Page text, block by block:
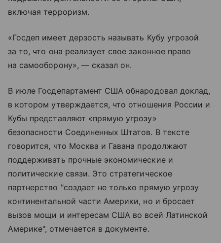
включая терроризм.
«Госдеп имеет дерзость называть Кубу угрозой
за то, что она реализует свое законное право
на самооборону», — сказал он.
В июле Госдепартамент США обнародовал доклад,
в котором утверждается, что отношения России и
Кубы представляют «прямую угрозу»
безопасности Соединенных Штатов. В тексте
говорится, что Москва и Гавана продолжают
поддерживать прочные экономические и
политические связи. Это стратегическое
партнерство "создает не только прямую угрозу
континентальной части Америки, но и бросает
вызов мощи и интересам США во всей Латинской
Америке", отмечается в документе.